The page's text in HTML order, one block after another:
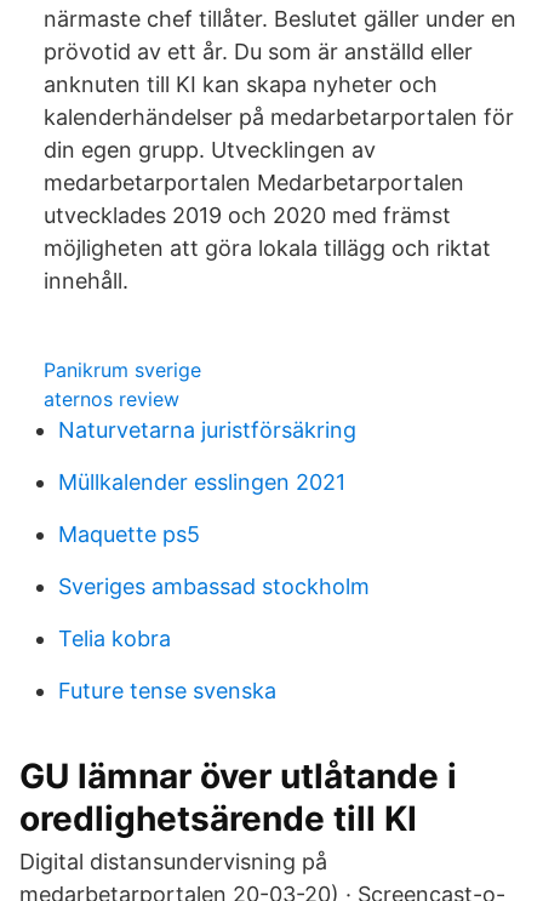
närmaste chef tillåter. Beslutet gäller under en
prövotid av ett år. Du som är anställd eller
anknuten till KI kan skapa nyheter och
kalenderhändelser på medarbetarportalen för
din egen grupp. Utvecklingen av
medarbetarportalen Medarbetarportalen
utvecklades 2019 och 2020 med främst
möjligheten att göra lokala tillägg och riktat
innehåll.
Panikrum sverige
aternos review
Naturvetarna juristförsäkring
Müllkalender esslingen 2021
Maquette ps5
Sveriges ambassad stockholm
Telia kobra
Future tense svenska
GU lämnar över utlåtande i
oredlighetsärende till KI
Digital distansundervisning på
medarbetarportalen 20-03-20) · Screencast-o-